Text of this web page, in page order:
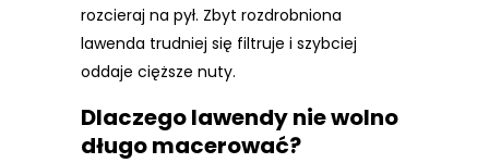
rozcieraj na pył. Zbyt rozdrobniona
lawenda trudniej się filtruje i szybciej
oddaje cięższe nuty.
Dlaczego lawendy nie wolno
długo macerować?